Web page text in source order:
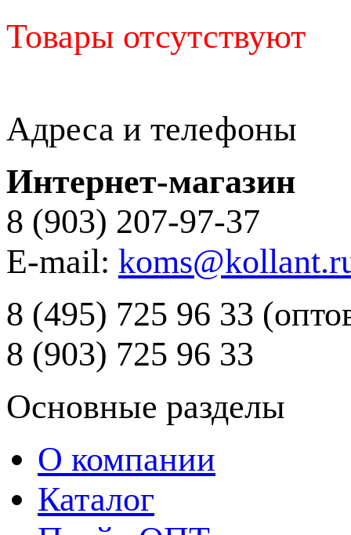
Товары отсутствуют
Адреса и телефоны
Интернет-магазин
8 (903) 207-97-37
E-mail:
8 (495) 725 96 33
8 (903) 725 96 33
Основные разделы
О компании
Каталог